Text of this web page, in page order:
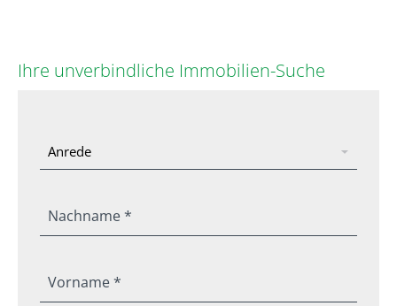
Ihre unverbindliche Immobilien-Suche
Nachname *
Vorname *